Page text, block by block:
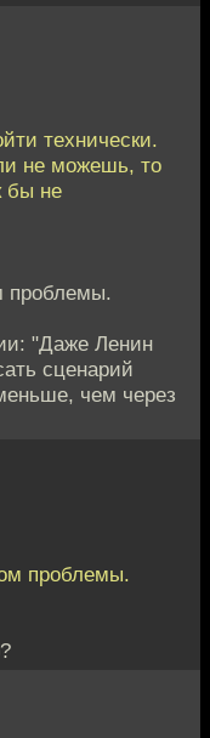
технически.
не можешь, то
бы не
проблемы.
"Даже Ленин
сценарий
чем через
проблемы.